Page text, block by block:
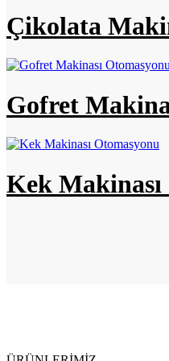
Çikolata
Gofret
Kek